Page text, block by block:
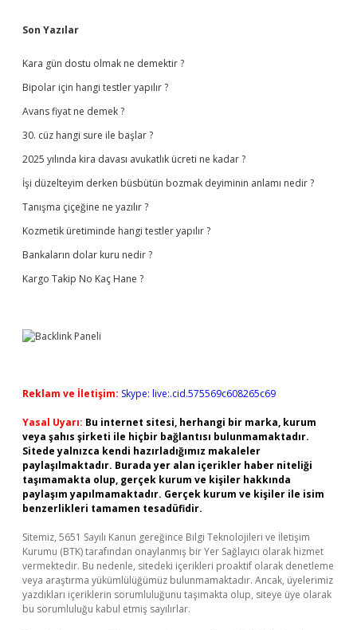
Sidebar
Son Yazılar
Kara gün dostu olmak ne demektir ?
Bipolar için hangi testler yapılır ?
Avans fiyat ne demek ?
30. cüz hangi sure ile başlar ?
2025 yılında kira davası avukatlık ücreti ne kadar ?
İşi düzelteyim derken büsbütün bozmak deyiminin anlamı nedir ?
Tanışma çiçeğine ne yazılır ?
Kozmetik üretiminde hangi testler yapılır ?
Bankaların dolar kuru nedir ?
Kargo Takip No Kaç Hane ?
Reklam ve İletişim: Skype: live:.cid.575569c608265c69
Yasal Uyarı: Bu internet sitesi, herhangi bir marka, kurum
veya şahıs şirketi ile hiçbir bağlantısı bulunmamaktadır.
Sitede yalnızca kendi hazırladığımız makaleler
paylaşılmaktadır. Burada yer alan içerikler haber niteliği
taşımamakta olup, gerçek kurum ve kişiler hakkında
paylaşım yapılmamaktadır. Gerçek kurum ve kişiler ile isim
benzerlikleri tamamen tesadüfidir.
Sitemiz, 5651 Sayılı Kanun gereğince Bilgi Teknolojileri ve İletişim
Kurumu (BTK) tarafından onaylanmış bir Yer Sağlayıcı olarak hizmet
vermektedir. Bu nedenle, sitedeki içerikleri proaktif olarak denetleme
veya araştırma yükümlülüğümüz bulunmamaktadır. Ancak, üyelerimiz
yazdıkları içeriklerin sorumluluğunu taşımakta olup, siteye üye olarak
bu sorumluluğu kabul etmiş sayılırlar.